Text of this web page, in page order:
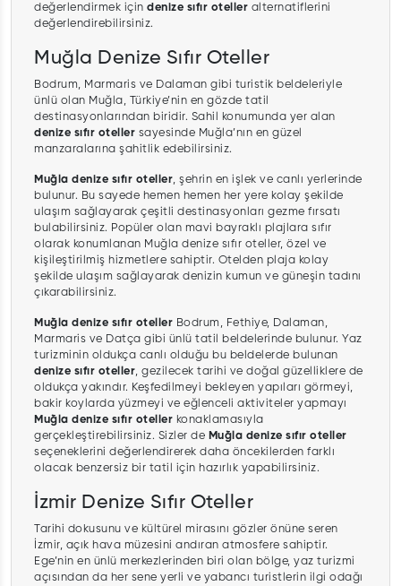
değerlendirmek için denize sıfır oteller alternatiflerini
değerlendirebilirsiniz.
Muğla Denize Sıfır Oteller
Bodrum, Marmaris ve Dalaman gibi turistik beldeleriyle
ünlü olan Muğla, Türkiye’nin en gözde tatil
destinasyonlarından biridir. Sahil konumunda yer alan
denize sıfır oteller sayesinde Muğla’nın en güzel
manzaralarına şahitlik edebilirsiniz.
Muğla denize sıfır oteller, şehrin en işlek ve canlı yerlerinde
bulunur. Bu sayede hemen hemen her yere kolay şekilde
ulaşım sağlayarak çeşitli destinasyonları gezme fırsatı
bulabilirsiniz. Popüler olan mavi bayraklı plajlara sıfır
olarak konumlanan Muğla denize sıfır oteller, özel ve
kişileştirilmiş hizmetlere sahiptir. Otelden plaja kolay
şekilde ulaşım sağlayarak denizin kumun ve güneşin tadını
çıkarabilirsiniz.
Muğla denize sıfır oteller Bodrum, Fethiye, Dalaman,
Marmaris ve Datça gibi ünlü tatil beldelerinde bulunur. Yaz
turizminin oldukça canlı olduğu bu beldelerde bulunan
denize sıfır oteller, gezilecek tarihi ve doğal güzelliklere de
oldukça yakındır. Keşfedilmeyi bekleyen yapıları görmeyi,
bakir koylarda yüzmeyi ve eğlenceli aktiviteler yapmayı
Muğla denize sıfır oteller konaklamasıyla
gerçekleştirebilirsiniz. Sizler de Muğla denize sıfır oteller
seçeneklerini değerlendirerek daha öncekilerden farklı
olacak benzersiz bir tatil için hazırlık yapabilirsiniz.
İzmir Denize Sıfır Oteller
Tarihi dokusunu ve kültürel mirasını gözler önüne seren
İzmir, açık hava müzesini andıran atmosfere sahiptir.
Ege’nin en ünlü merkezlerinden biri olan bölge, yaz turizmi
açısından da her sene yerli ve yabancı turistlerin ilgi odağı